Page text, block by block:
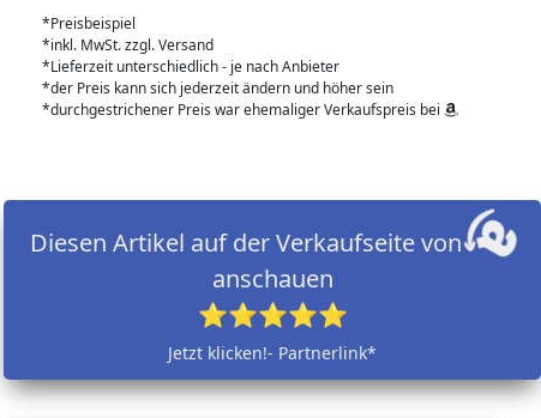
*Preisbeispiel
*inkl. MwSt. zzgl. Versand
*Lieferzeit unterschiedlich - je nach Anbieter
*der Preis kann sich jederzeit ändern und höher sein
*durchgestrichener Preis war ehemaliger Verkaufspreis bei
Diesen Artikel auf der Verkaufseite von
anschauen
⭐⭐⭐⭐⭐
Jetzt klicken!- Partnerlink*